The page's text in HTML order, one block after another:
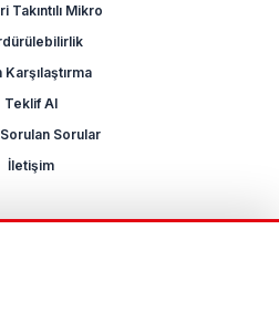
Takıntılı Mikro
Karşılaştırma
Teklif Al
Sorulan Sorular
İletişim
Mikrocum